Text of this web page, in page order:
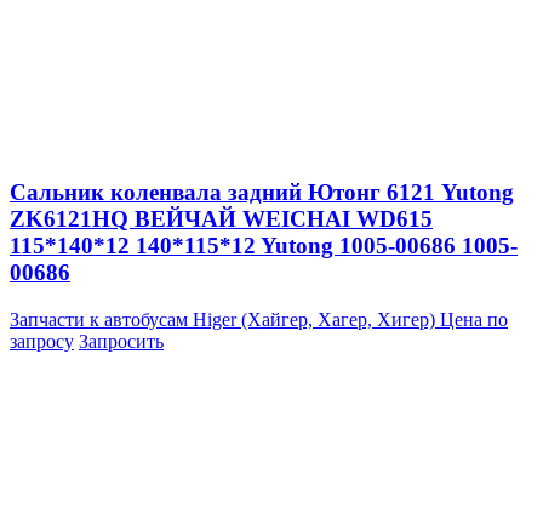
Сальник коленвала задний Ютонг 6121 Yutong
ZK6121HQ ВЕЙЧАЙ WEICHAI WD615
115*140*12 140*115*12 Yutong 1005-00686 1005-
00686
Запчасти к автобусам Higer (Хайгер, Хагер, Хигер) Цена по
запросу Запросить